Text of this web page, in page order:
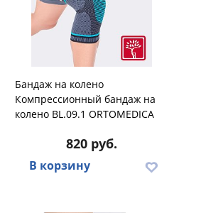
Бандаж на колено
Компрессионный бандаж на
колено BL.09.1 ORTOMEDICA
820 руб.
В корзину